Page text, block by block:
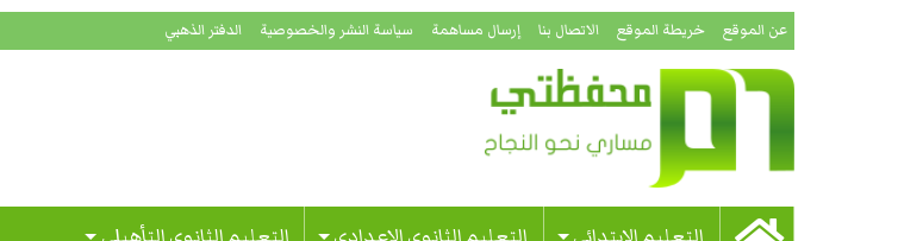
عن الموقع خريطة الموقع الاتصال بنا إرسال مساهمة سياسة النشر والخصوصية الدفتر الذهبي